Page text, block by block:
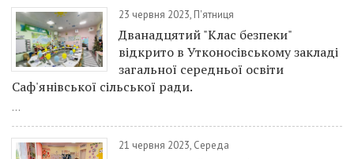
23 червня 2023, П'ятниця
Дванадцятий "Клас безпеки"
відкрито в Утконосівському закладі
загальної середньої освіти
Саф'янівської сільської ради.
...
21 червня 2023, Середа